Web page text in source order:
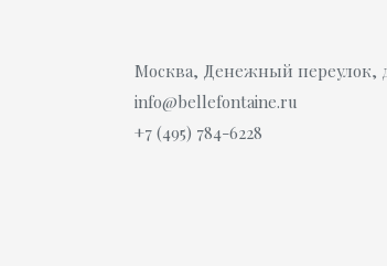
Москва, Денежный переулок,
info@bellefontaine.ru
+7 (495) 784-6228